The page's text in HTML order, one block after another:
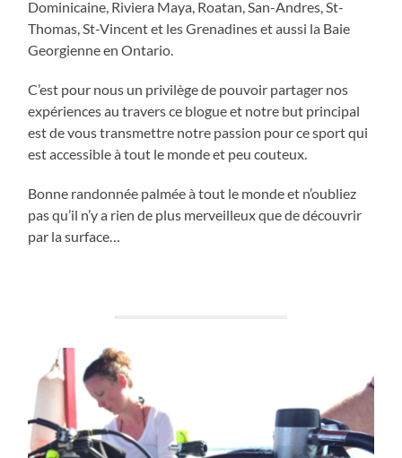
Dominicaine, Riviera Maya, Roatan, San-Andres, St-
Thomas, St-Vincent et les Grenadines et aussi la Baie
Georgienne en Ontario.
C’est pour nous un privilège de pouvoir partager nos
expériences au travers ce blogue et notre but principal
est de vous transmettre notre passion pour ce sport qui
est accessible à tout le monde et peu couteux.
Bonne randonnée palmée à tout le monde et n’oubliez
pas qu’il n’y a rien de plus merveilleux que de découvrir
par la surface…